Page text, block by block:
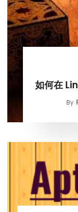
如何在
By